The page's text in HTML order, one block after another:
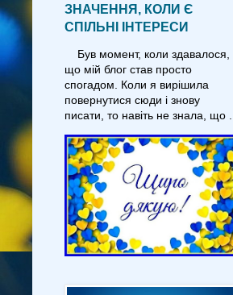
ЗНАЧЕННЯ, КОЛИ Є
СПІЛЬНІ ІНТЕРЕСИ
Був момент, коли здавалося,
що мій блог став просто
спогадом. Коли я вирішила
повернутися сюди і знову
писати, то навіть не знала, що ...